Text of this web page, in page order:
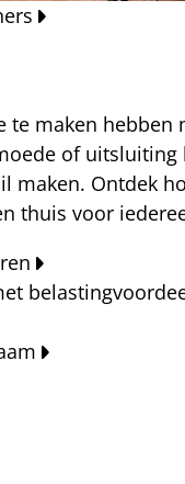
te maken hebben
of uitsluiting
maken. Ontdek
thuis voor